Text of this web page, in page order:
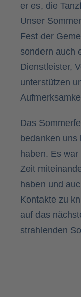
er es, die
Unser
Fest der
sondern auch
Dienstleister,
unterstützen
Das
bedanken
haben. Es
Zeit
haben und
Kontakte zu
auf das
strahlenden